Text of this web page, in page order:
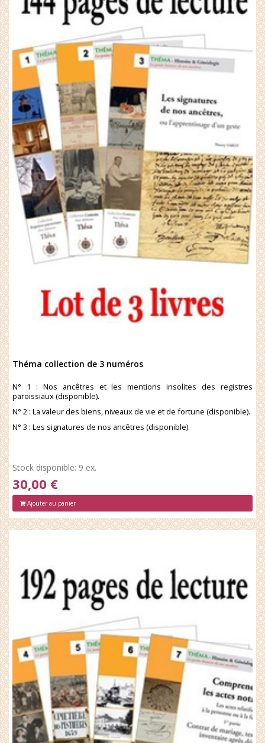
Théma collection de 3 numéros
N° 1 : Nos ancêtres et les mentions insolites des registres
paroissiaux (disponible).
N° 2 : La valeur des biens, niveaux de vie et de fortune (disponible).
N° 3 : Les signatures de nos ancêtres (disponible).
Stock disponible: 9 ex.
30,00 €
Ajouter au panier